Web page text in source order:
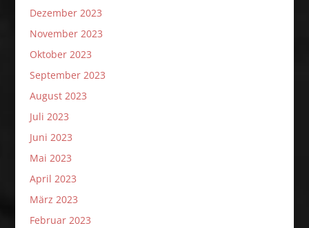
Dezember 2023
November 2023
Oktober 2023
September 2023
August 2023
Juli 2023
Juni 2023
Mai 2023
April 2023
März 2023
Februar 2023